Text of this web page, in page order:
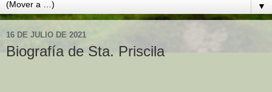
▼
16 DE JULIO DE 2021
Biografía de Sta. Priscila